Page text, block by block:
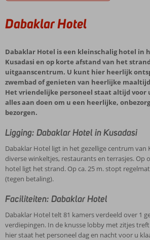
Dabaklar Hotel
Dabaklar Hotel is een kleinschalig hotel in
Kusadasi en op korte afstand van het
uitgaanscentrum. U kunt hier heerlijk
zwembad of genieten van heerlijke
Het vriendelijke personeel staat altijd voor
alles aan doen om u een heerlijke,
bezorgen.
Ligging: Dabaklar Hotel in Kusadasi
Dabaklar Hotel ligt in het gezellige centrum van
diverse winkeltjes, restaurants en terrasjes. Op
hotel ligt het strand. Op ca. 25 m. stopt
(tegen betaling).
Faciliteiten: Dabaklar Hotel
Dabaklar Hotel telt 81 kamers verdeeld over 1
verdiepingen. In de knusse lobby met zitjes
hier staat het personeel dag en nacht voor u